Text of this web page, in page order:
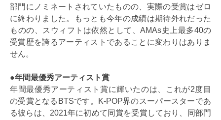
部門にノミネートされていたものの、実際の受賞はゼロ
に終わりました。もっとも今年の成績は期待外れだった
ものの、スウィフトは依然として、AMAs史上最多40の
受賞歴を誇るアーティストであることに変わりはありま
せん。
●年間最優秀アーティスト賞
年間最優秀アーティスト賞に輝いたのは、これが2度目
の受賞となるBTSです。K-POP界のスーパースターであ
る彼らは、2021年に初めて同賞を受賞しており、同部門